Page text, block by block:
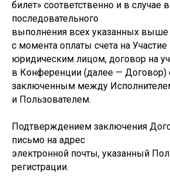
билет» соответственно и в случае
последовательного
выполнения всех указанных выше
с момента оплаты счета на
юридическим лицом, договор на
в Конференции (далее — Договор)
заключенным между
и Пользователем.
Подтверждением заключения
письмо на адрес
электронной почты, указанный
регистрации.